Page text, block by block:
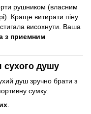
рушником (власним
Краще витирати піну
висохнути. Ваша
з приємним
сухого душу
душ зручно брати з
сумку.